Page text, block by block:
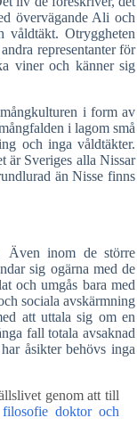
övervägande Ali och
våldtäkt. Otryggheten
representanter för
viner och känner sig
i form av
i lagom små
och inga våldtäkter.
är Sveriges alla Nissar
än Nisse finns
Även inom de större
sig ogärna med de
och umgås bara med
sociala avskärmning
att uttala sig om en
fall totala avsaknad
åsikter behövs inga
genom att till
doktor och